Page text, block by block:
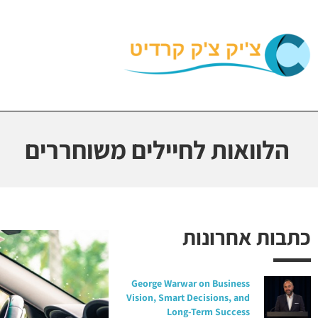
הלוואות לחיילים משוחררים
כתבות אחרונות
George Warwar on Business
Vision, Smart Decisions, and
Long-Term Success